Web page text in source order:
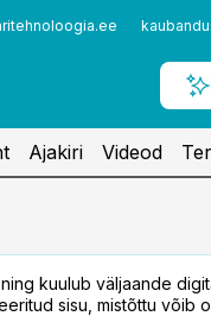
Ajakiri Videod
kuulub väljaande
sisu, mistõttu võib